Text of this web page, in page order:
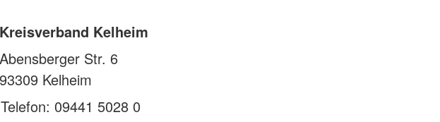
Kreisverband Kelheim
Abensberger Str. 6
93309 Kelheim
Telefon: 09441 5028 0